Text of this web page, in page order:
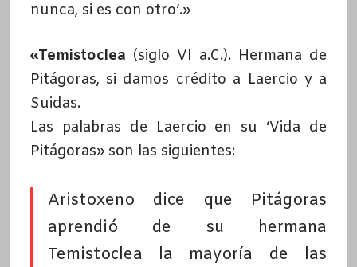
nunca, si es con otro’.»
«Temistoclea (siglo VI a.C.). Hermana de
Pitágoras, si damos crédito a Laercio y a
Suidas.
Las palabras de Laercio en su ‘Vida de
Pitágoras» son las siguientes:
Aristoxeno dice que Pitágoras
aprendió de su hermana
Temistoclea la mayoría de las